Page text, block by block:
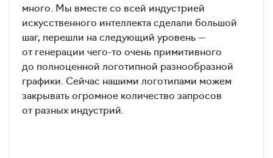
много. Мы вместе со всей индустрией
искусственного интеллекта сделали большой
шаг, перешли на следующий уровень —
от генерации чего-то очень примитивного
до полноценной логотипной разнообразной
графики. Сейчас нашими логотипами можем
закрывать огромное количество запросов
от разных индустрий.